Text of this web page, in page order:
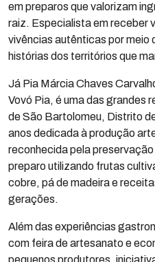
em preparos que valorizam
raiz. Especialista em receber
vivências autênticas por meio
histórias dos territórios que
Já Pia Márcia Chaves
Vovó Pia, é uma das grandes
de São Bartolomeu, Distrito
anos dedicada à produção
reconhecida pela
preparo utilizando frutas
cobre, pá de madeira e
gerações.
Além das experiências
com feira de artesanato e
pequenos produtores,